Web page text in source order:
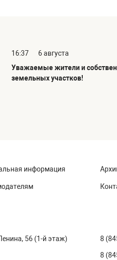
16:37
6 августа
Уважаемые жители и
земельных участков!
информация
56 (1-й этаж) 8
8